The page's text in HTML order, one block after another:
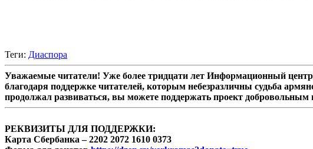
Теги: Диаспора
Уважаемые читатели! Уже более тридцати лет Информационный
благодаря поддержке читателей, которым небезразличны судьба
продолжал развиваться, вы можете поддержать проект добровольным
РЕКВИЗИТЫ ДЛЯ ПОДДЕРЖКИ:
Карта Сбербанка – 2202 2072 1610 0373